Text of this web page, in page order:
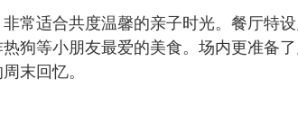
常适合共度温馨的亲子时光。餐厅特
狗等小朋友最爱的美食。场内更准备
末回忆。